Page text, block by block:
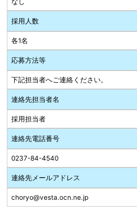
採用人数
各1名
応募方法等
下記担当者へご連絡ください。
連絡先担当者名
採用担当者
連絡先電話番号
0237-84-4540
連絡先メールアドレス
choryo@vesta.ocn.ne.jp